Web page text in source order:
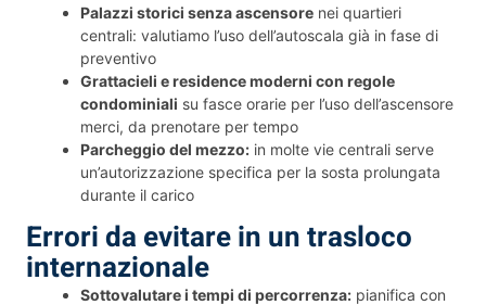
Palazzi storici senza ascensore nei quartieri
centrali: valutiamo l’uso dell’autoscala già in fase di
preventivo
Grattacieli e residence moderni con regole
condominiali su fasce orarie per l’uso dell’ascensore
merci, da prenotare per tempo
Parcheggio del mezzo: in molte vie centrali serve
un’autorizzazione specifica per la sosta prolungata
durante il carico
Errori da evitare in un trasloco
internazionale
Sottovalutare i tempi di percorrenza: pianifica con